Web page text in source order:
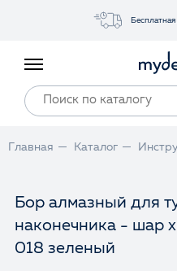
Бесплатная
Главная Каталог
Бор алмазный для
наконечника - шар
018 зеленый